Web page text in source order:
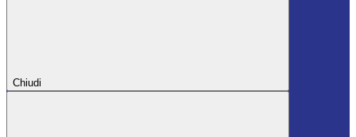
Chiudi